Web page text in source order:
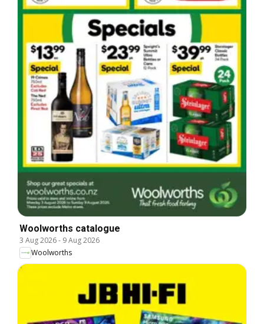
Woolworths catalogue
3 Aug 2026- 9 Aug 2026
Woolworths